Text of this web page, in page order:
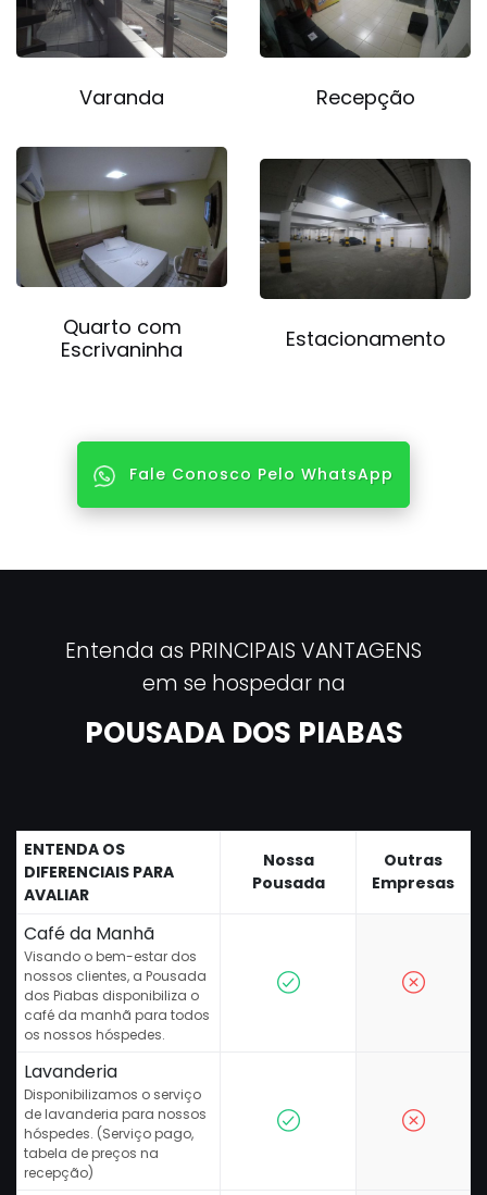
Varanda Recepção
Quarto com
Escrivaninha
Estacionamento
Fale Conosco Pelo WhatsApp
Entenda as PRINCIPAIS VANTAGENS
em se hospedar na
POUSADA DOS PIABAS
ENTENDA OS
DIFERENCIAIS PARA
AVALIAR
Nossa
Pousada
Outras
Empresas
Café da Manhã
Visando o bem-estar dos
nossos clientes, a Pousada
dos Piabas disponibiliza o
café da manhã para todos
os nossos hóspedes.
Lavanderia
Disponibilizamos o serviço
de lavanderia para nossos
hóspedes. (Serviço pago,
tabela de preços na
recepção)